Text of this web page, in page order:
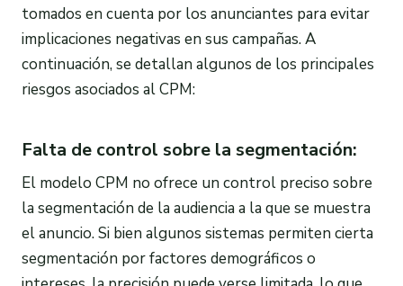
tomados en cuenta por los anunciantes para evitar
implicaciones negativas en sus campañas. A
continuación, se detallan algunos de los principales
riesgos asociados al CPM:
Falta de control sobre la segmentación:
El modelo CPM no ofrece un control preciso sobre
la segmentación de la audiencia a la que se muestra
el anuncio. Si bien algunos sistemas permiten cierta
segmentación por factores demográficos o